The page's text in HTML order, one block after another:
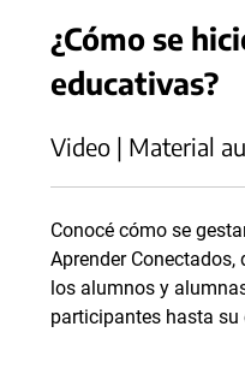
¿Cómo se
educativas?
Video | Material
Conocé cómo se
Aprender
los alumnos y
participantes hasta su